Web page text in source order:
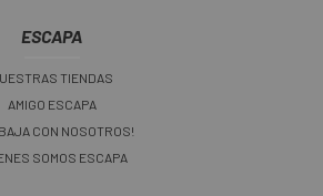
ESCAPA
TIENDAS
AMIGO ESCAPA
CON NOSOTROS!
SOMOS ESCAPA